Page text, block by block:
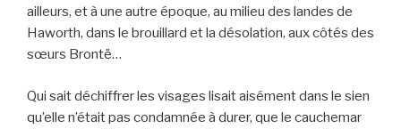
ailleurs, et à une autre époque, au milieu des landes de
Haworth, dans le brouillard et la désolation, aux côtés des
sœurs Brontë…
Qui sait déchiffrer les visages lisait aisément dans le sien
qu’elle n’était pas condamnée à durer, que le cauchemar